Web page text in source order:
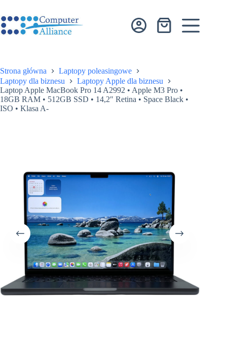
treści
Koszyk
Strona główna
Laptopy poleasingowe
Laptopy dla biznesu
Laptopy Apple dla biznesu
Laptop Apple MacBook Pro 14 A2992 • Apple M3 Pro •
18GB RAM • 512GB SSD • 14,2″ Retina • Space Black •
ISO • Klasa A-